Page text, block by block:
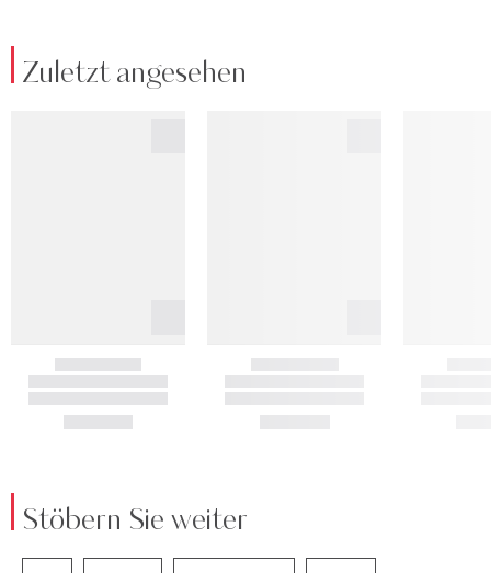
Zuletzt angesehen
Stöbern Sie weiter